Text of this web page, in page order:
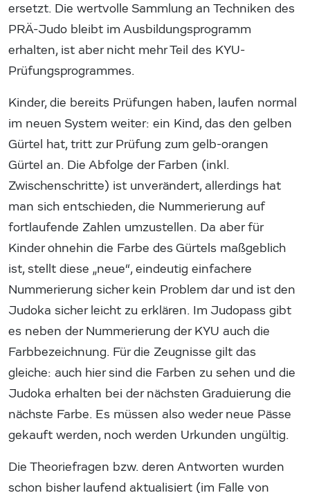
ersetzt. Die wertvolle Sammlung an Techniken des
PRÄ-Judo bleibt im Ausbildungsprogramm
erhalten, ist aber nicht mehr Teil des KYU-
Prüfungsprogrammes.
Kinder, die bereits Prüfungen haben, laufen normal
im neuen System weiter: ein Kind, das den gelben
Gürtel hat, tritt zur Prüfung zum gelb-orangen
Gürtel an. Die Abfolge der Farben (inkl.
Zwischenschritte) ist unverändert, allerdings hat
man sich entschieden, die Nummerierung auf
fortlaufende Zahlen umzustellen. Da aber für
Kinder ohnehin die Farbe des Gürtels maßgeblich
ist, stellt diese „neue“, eindeutig einfachere
Nummerierung sicher kein Problem dar und ist den
Judoka sicher leicht zu erklären. Im Judopass gibt
es neben der Nummerierung der KYU auch die
Farbbezeichnung. Für die Zeugnisse gilt das
gleiche: auch hier sind die Farben zu sehen und die
Judoka erhalten bei der nächsten Graduierung die
nächste Farbe. Es müssen also weder neue Pässe
gekauft werden, noch werden Urkunden ungültig.
Die Theoriefragen bzw. deren Antworten wurden
schon bisher laufend aktualisiert (im Falle von